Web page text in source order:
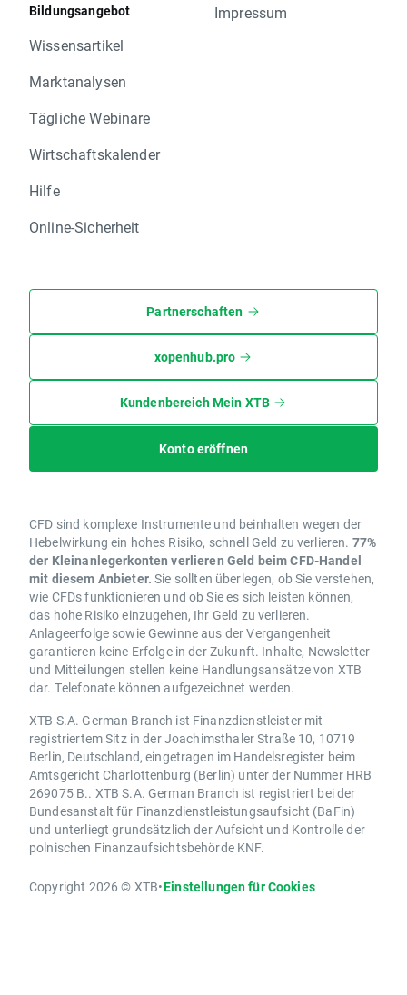
Bildungsangebot
Wissensartikel
Marktanalysen
Tägliche Webinare
Wirtschaftskalender
Hilfe
Online-Sicherheit
Impressum
Partnerschaften
xopenhub.pro
Kundenbereich Mein XTB
Konto eröffnen
CFD sind komplexe Instrumente und beinhalten wegen der
Hebelwirkung ein hohes Risiko, schnell Geld zu verlieren. 77%
der Kleinanlegerkonten verlieren Geld beim CFD-Handel
mit diesem Anbieter. Sie sollten überlegen, ob Sie verstehen,
wie CFDs funktionieren und ob Sie es sich leisten können,
das hohe Risiko einzugehen, Ihr Geld zu verlieren.
Anlageerfolge sowie Gewinne aus der Vergangenheit
garantieren keine Erfolge in der Zukunft. Inhalte, Newsletter
und Mitteilungen stellen keine Handlungsansätze von XTB
dar. Telefonate können aufgezeichnet werden.
XTB S.A. German Branch ist Finanzdienstleister mit
registriertem Sitz in der Joachimsthaler Straße 10, 10719
Berlin, Deutschland, eingetragen im Handelsregister beim
Amtsgericht Charlottenburg (Berlin) unter der Nummer HRB
269075 B.. XTB S.A. German Branch ist registriert bei der
Bundesanstalt für Finanzdienstleistungsaufsicht (BaFin)
und unterliegt grundsätzlich der Aufsicht und Kontrolle der
polnischen Finanzaufsichtsbehörde KNF.
Copyright 2026 © XTB•Einstellungen für Cookies